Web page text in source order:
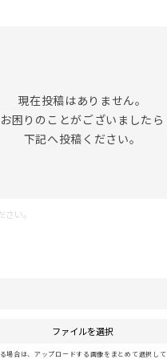
現在投稿はありません。
お困りのことがございましたら
下記へ投稿ください。
ファイルを選択
場合は、アップロードする画像をまとめて選択し